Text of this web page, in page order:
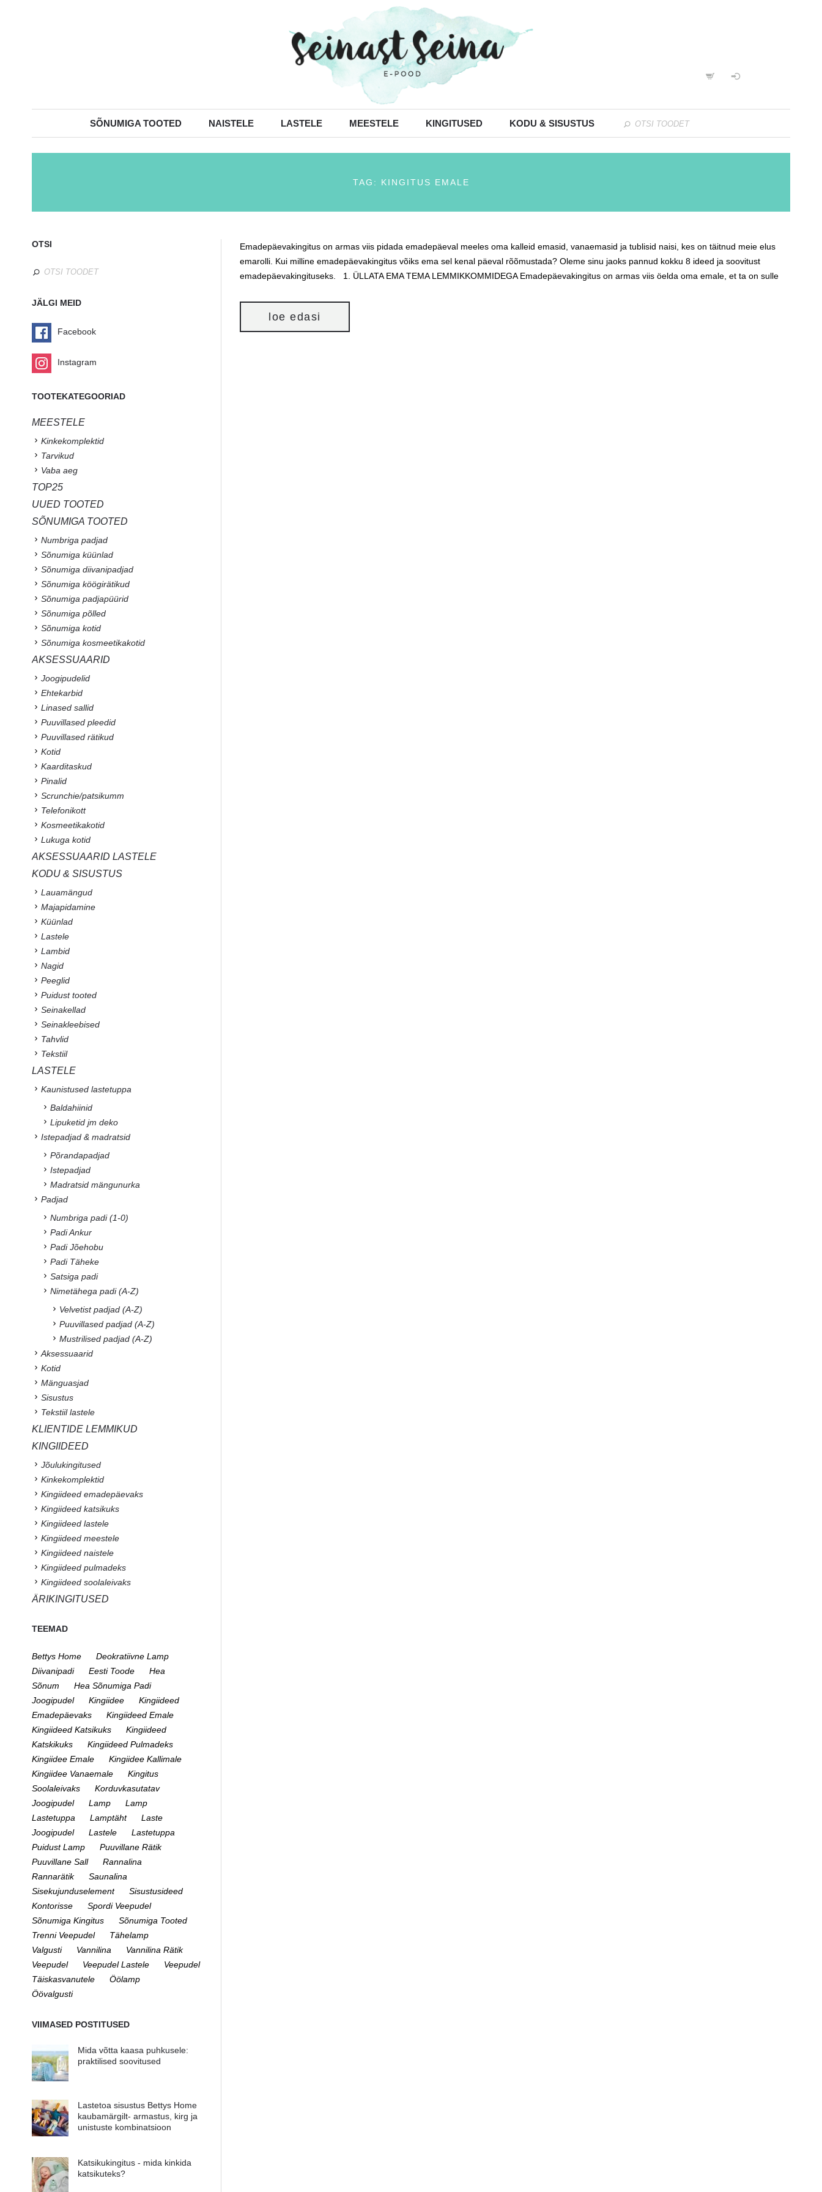
SÕNUMIGA TOOTED NAISTELE LASTELE MEESTELE KINGITUSED KODU & SISUSTUS
TAG: KINGITUS EMALE
Emadepäevakingitus on armas viis pidada emadepäeval meeles oma kalleid emasid, vanaemasid ja tublisid naisi, kes on täitnud meie elus
emarolli. Kui milline emadepäevakingitus võiks ema sel kenal päeval rõõmustada? Oleme sinu jaoks pannud kokku 8 ideed ja soovitust
emadepäevakingituseks. 1. ÜLLATA EMA TEMA LEMMIKKOMMIDEGA Emadepäevakingitus on armas viis öelda oma emale, et ta on sulle
loe edasi
OTSI
JÄLGI MEID
Facebook
Instagram
TOOTEKATEGOORIAD
MEESTELE
Kinkekomplektid
Tarvikud
Vaba aeg
TOP25
UUED TOOTED
SÕNUMIGA TOOTED
Numbriga padjad
Sõnumiga küünlad
Sõnumiga diivanipadjad
Sõnumiga köögirätikud
Sõnumiga padjapüürid
Sõnumiga põlled
Sõnumiga kotid
Sõnumiga kosmeetikakotid
AKSESSUAARID
Joogipudelid
Ehtekarbid
Linased sallid
Puuvillased pleedid
Puuvillased rätikud
Kotid
Kaarditaskud
Pinalid
Scrunchie/patsikumm
Telefonikott
Kosmeetikakotid
Lukuga kotid
AKSESSUAARID LASTELE
KODU & SISUSTUS
Lauamängud
Majapidamine
Küünlad
Lastele
Lambid
Nagid
Peeglid
Puidust tooted
Seinakellad
Seinakleebised
Tahvlid
Tekstiil
LASTELE
Kaunistused lastetuppa
Baldahiinid
Lipuketid jm deko
Istepadjad & madratsid
Põrandapadjad
Istepadjad
Madratsid mängunurka
Padjad
Numbriga padi (1-0)
Padi Ankur
Padi Jõehobu
Padi Täheke
Satsiga padi
Nimetähega padi (A-Z)
Velvetist padjad (A-Z)
Puuvillased padjad (A-Z)
Mustrilised padjad (A-Z)
Aksessuaarid
Kotid
Mänguasjad
Sisustus
Tekstiil lastele
KLIENTIDE LEMMIKUD
KINGIIDEED
Jõulukingitused
Kinkekomplektid
Kingiideed emadepäevaks
Kingiideed katsikuks
Kingiideed lastele
Kingiideed meestele
Kingiideed naistele
Kingiideed pulmadeks
Kingiideed soolaleivaks
ÄRIKINGITUSED
TEEMAD
Bettys Home
Deokratiivne Lamp
Diivanipadi
Eesti Toode
Hea
Sõnum
Hea Sõnumiga Padi
Joogipudel
Kingiidee
Kingiideed
Emadepäevaks
Kingiideed Emale
Kingiideed Katsikuks
Kingiideed
Katskikuks
Kingiideed Pulmadeks
Kingiidee Emale
Kingiidee Kallimale
Kingiidee Vanaemale
Kingitus
Soolaleivaks
Korduvkasutatav
Joogipudel
Lamp
Lamp
Lastetuppa
Lamptäht
Laste
Joogipudel
Lastele
Lastetuppa
Puidust Lamp
Puuvillane Rätik
Puuvillane Sall
Rannalina
Rannarätik
Saunalina
Sisekujunduselement
Sisustusideed
Kontorisse
Spordi Veepudel
Sõnumiga Kingitus
Sõnumiga Tooted
Trenni Veepudel
Tähelamp
Valgusti
Vannilina
Vannilina Rätik
Veepudel
Veepudel Lastele
Veepudel
Täiskasvanutele
Öölamp
Öövalgusti
VIIMASED POSTITUSED
Mida võtta kaasa puhkusele:
praktilised soovitused
Lastetoa sisustus Bettys Home
kaubamärgilt- armastus, kirg ja
unistuste kombinatsioon
Katsikukingitus - mida kinkida
katsikuteks?